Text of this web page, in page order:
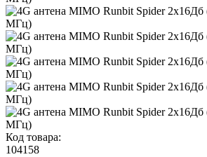
Код товара:
104158